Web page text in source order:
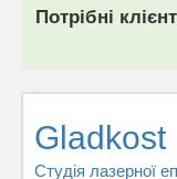
Потрібні
Gladkost
Студія лазерної